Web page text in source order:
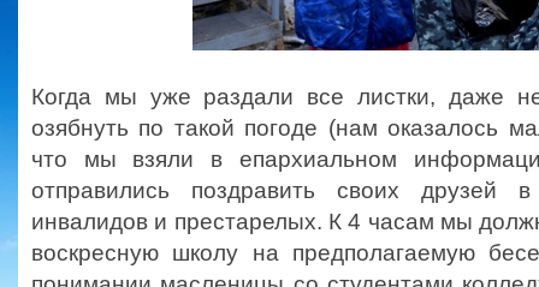
Когда мы уже раздали все листки, даже
озябнуть по такой погоде (нам оказалось
что мы взяли в епархиальном
отправились поздравить своих друзей
инвалидов и престарелых. К 4 часам мы
воскресную школу на предполагаемую